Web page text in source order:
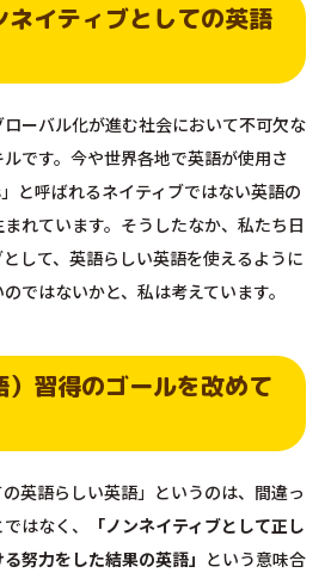
ネイティブとしての英語
ーバル化が進む社会において不可欠な
です。今や世界各地で英語が使用さ
と呼ばれるネイティブではない英語の
れています。そうしたなか、私たち日
して、英語らしい英語を使えるように
ではないかと、私は考えています。
）習得のゴールを改めて
の英語らしい英語」というのは、間違っ
はなく、
「ノンネイティブとして正し
努力をした結果の英語」 という意味合